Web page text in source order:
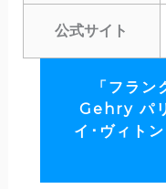
公式サイト
「フラ
Gehry パ
イ･ヴィト